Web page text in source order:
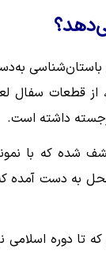
قطعات سفال
داشته است.
شده که با
به دست آمده
دوره اسلامی